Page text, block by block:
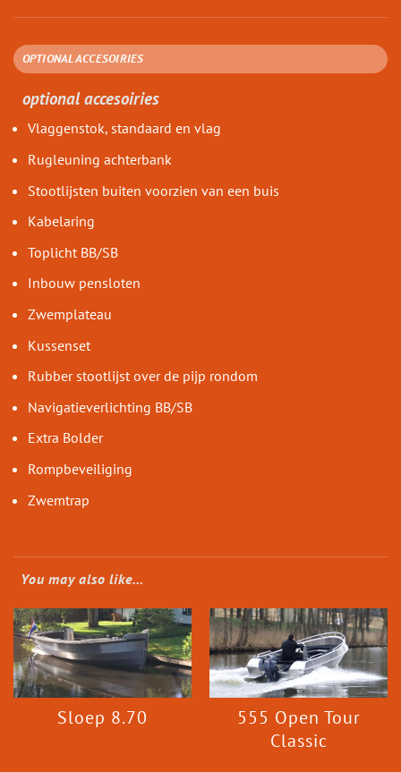
OPTIONAL ACCESOIRIES
optional accesoiries
Vlaggenstok, standaard en vlag
Rugleuning achterbank
Stootlijsten buiten voorzien van een buis
Kabelaring
Toplicht BB/SB
Inbouw pensloten
Zwemplateau
Kussenset
Rubber stootlijst over de pijp rondom
Navigatieverlichting BB/SB
Extra Bolder
Rompbeveiliging
Zwemtrap
You may also like…
Sloep 8.70
555 Open Tour
Classic